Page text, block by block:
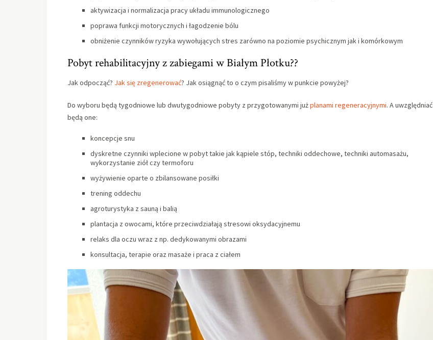
aktywizacja i normalizacja pracy układu immunologicznego
poprawa funkcji motorycznych i łagodzenie bólu
obniżenie czynników ryzyka wywołujących stres zarówno na poziomie psychicznym jak i komórkowym
Pobyt rehabilitacyjny z zabiegami w Białym Płotku??
Jak odpocząć? Jak się zregenerować? Jak osiągnąć to o czym pisaliśmy w punkcie powyżej?
Do wyboru będą tygodniowe lub dwutygodniowe pobyty z przygotowanymi jużplanami regeneracyjnymi. A uwzględniać
będą one:
koncepcje snu
dyskretne czynniki wplecione w pobyt takie jak kąpiele stóp, techniki oddechowe, techniki automasażu,
wykorzystanie ziół czy termoforu
wyżywienie oparte o zbilansowane posiłki
trening oddechu
agroturystyka z sauną i balią
plantacja z owocami, które przeciwdziałają stresowi oksydacyjnemu
relaks dla oczu wraz z np. dedykowanymi obrazami
konsultacja, terapie oraz masaże i praca z ciałem